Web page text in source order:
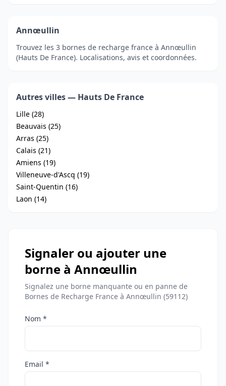
Annœullin
Trouvez les 3 bornes de recharge france à Annœullin
(Hauts De France). Localisations, avis et coordonnées.
Autres villes — Hauts De France
Lille (28)
Beauvais (25)
Arras (25)
Calais (21)
Amiens (19)
Villeneuve-d'Ascq (19)
Saint-Quentin (16)
Laon (14)
Signaler ou ajouter une
borne à Annœullin
Signalez une borne manquante ou en panne de
Bornes de Recharge France à Annœullin (59112)
Nom *
Email *